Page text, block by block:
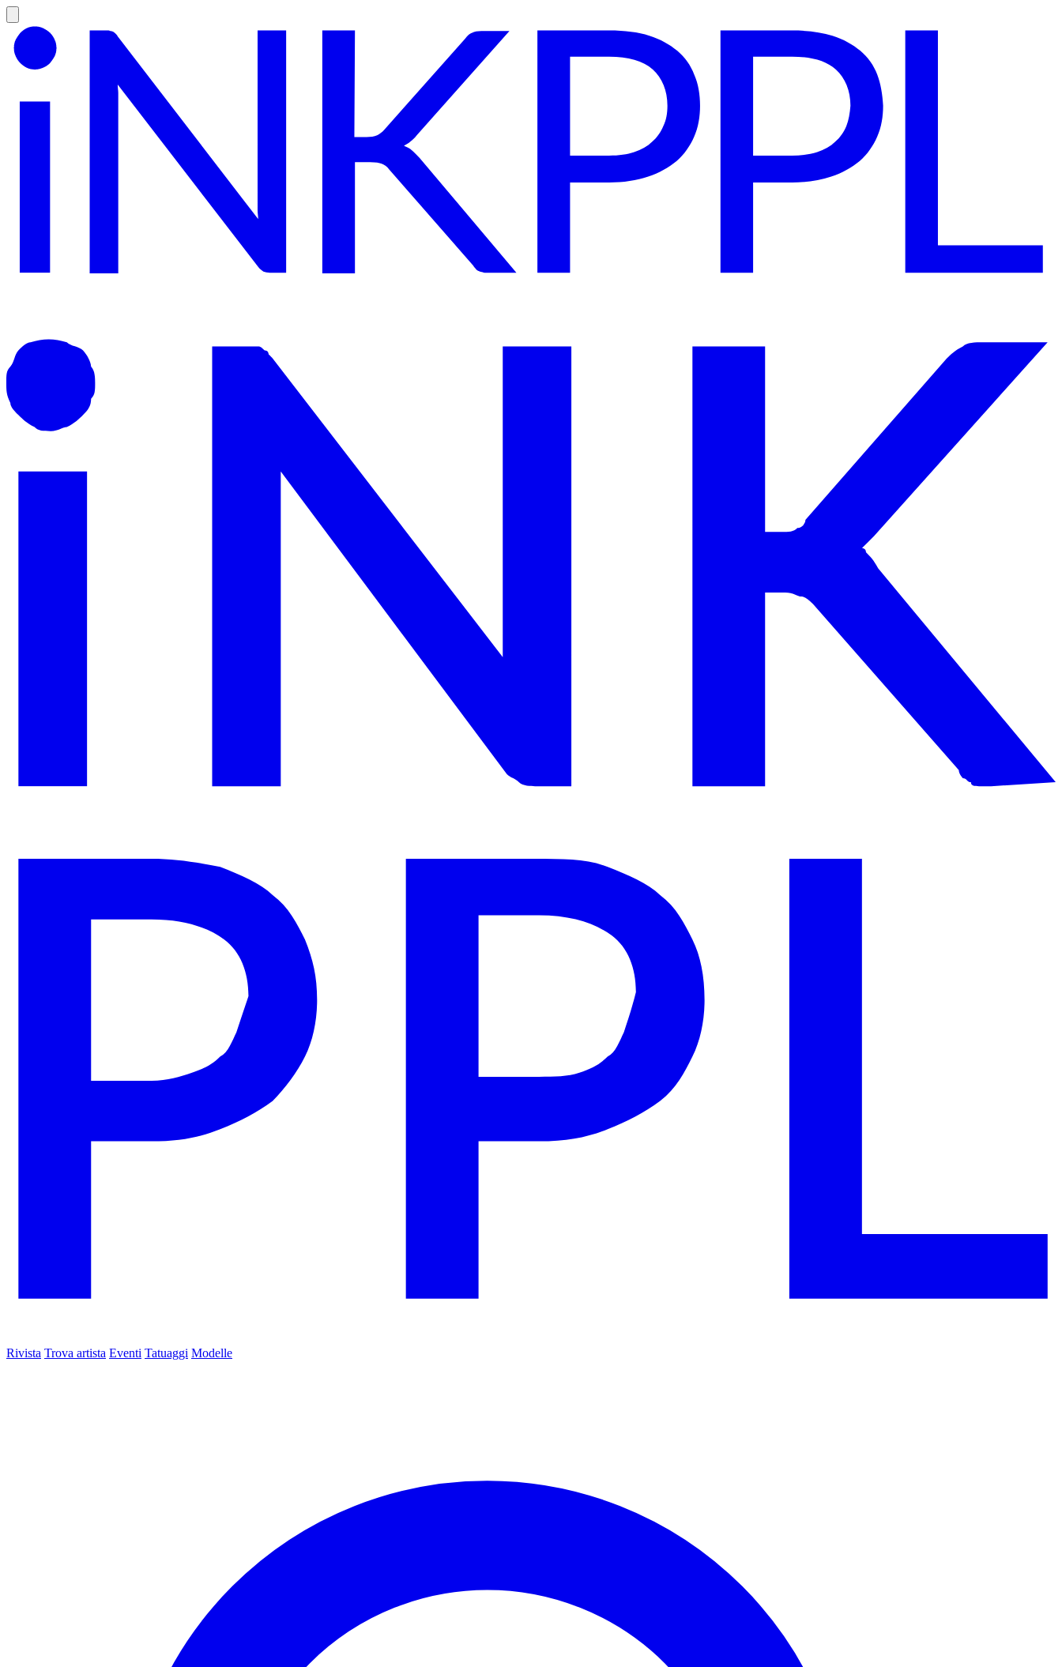
Rivista Trova artista Eventi Tatuaggi Modelle